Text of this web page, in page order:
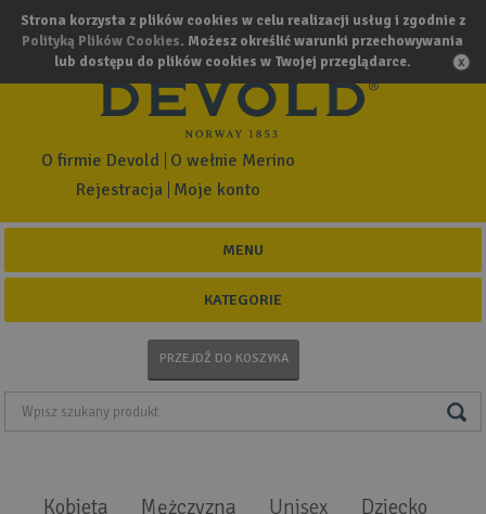
Strona korzysta z plików cookies w celu realizacji usług i zgodnie z
Polityką Plików Cookies. Możesz określić warunki przechowywania
lub dostępu do plików cookies w Twojej przeglądarce.
Rejestracja Moje konto
O firmie Devold O wełnie Merino
MENU
KATEGORIE
PRZEJDŹ DO KOSZYKA
Kobieta Mężczyzna
Unisex
Dziecko